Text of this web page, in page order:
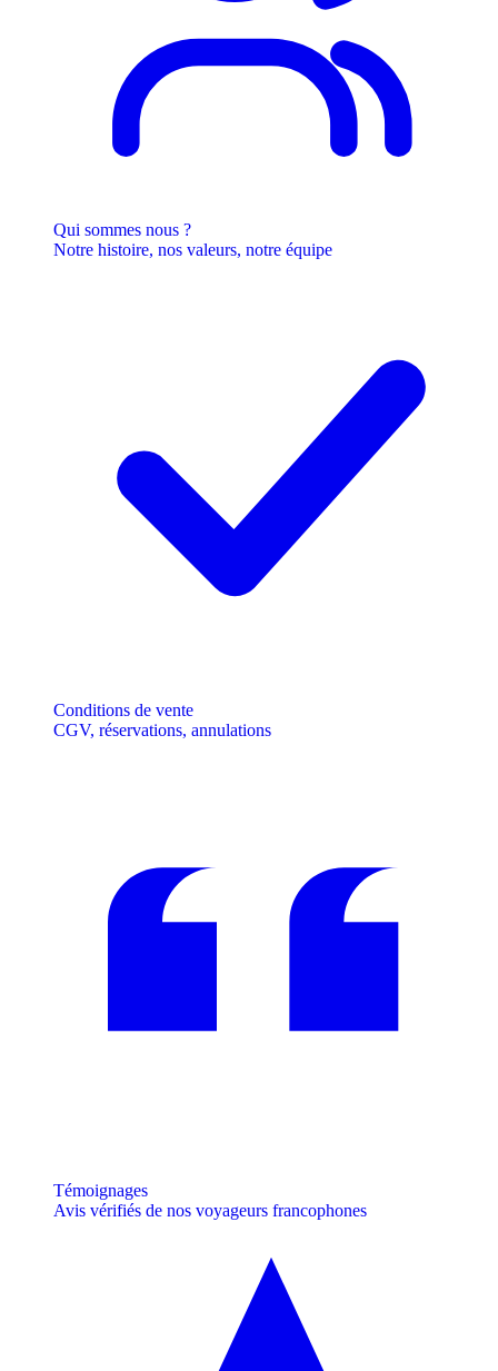
Qui sommes nous ?
Notre histoire, nos valeurs, notre équipe
Conditions de vente
CGV, réservations, annulations
Témoignages
Avis vérifiés de nos voyageurs francophones